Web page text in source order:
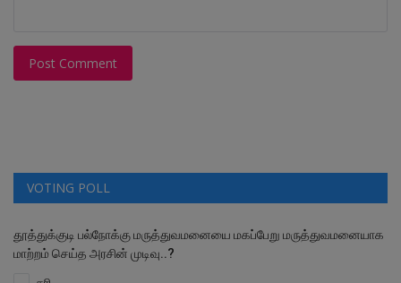
Post Comment
VOTING POLL
தூத்துக்குடி பல்நோக்கு மருத்துவமனையை மகப்பேறு மருத்துவமனையாக
மாற்றம் செய்த அரசின் முடிவு..?